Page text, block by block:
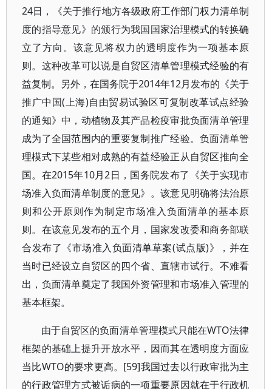
24日，《关于推行地方各级政府工作部门权力清单制
度的指导意见》的颁行为我国国家治理模式的转换确
立了方向。该意见将权力的透明度作为一项基本原
则。这种改革可以说是自贸区清单管理模式经验的有
益复制。另外，在国务院于2014年12月发布的《关于
推广中国(上海)自由贸易试验区可复制改革试点经验
的通知》中，动植物及其产品检疫审批负面清单管理
成为了全国范围内的重要复制推广经验。负面清单管
理模式下某些相对成熟的有益经验正从自贸区推向全
国。在2015年10月2日，国务院发布了《关于实现市
场准入负面清单制度的意见》。该意见明确将法治原
则和公开原则作为制定市场准入负面清单的基本原
则。在该意见发布的五个月，国家发改委和商务部联
合发布了《市场准入负面清单草案(试点版)》，并在
当时已经设立自贸区的四个省、直辖市试行。不难看
出，负面清单奠定了我国外资管理和市场准入管理的
基本框架。
由于自贸区的负面清单管理模式只能在WTO法律
框架的基础上提升开放水平，因而其在透明度方面应
当比WTO的要求更高。[59]我国过去以行政审批为主
的行政管理方式被诟病的一项重要原因就在于行政机